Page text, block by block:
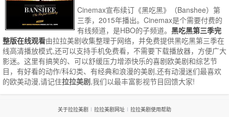
Cinemax宣布续订《黑吃黑》（Banshee）第
三季，2015年播出。Cinemax是个需要付费的
有线频道，是HBO的子频道。 黑吃黑第三季完
整版在线观看由拉拉美剧收集整理于网络，并免费提供黑吃黑第三季在
线高清播放模式,还可以支持手机免费看，不需要下载播放器，方便广大
影迷。这里有搞笑的、可以舒缓压力增添快乐的喜剧欧美剧和综艺节
目，有好看的动作/科幻类、有经典和浪漫的美剧,还有动漫迷们最喜欢
的欧美动漫,请记住拉拉美剧,我们以最丰富影视节目回馈大家!
关于拉拉美剧 拉拉美剧网址 拉拉美剧使用帮助